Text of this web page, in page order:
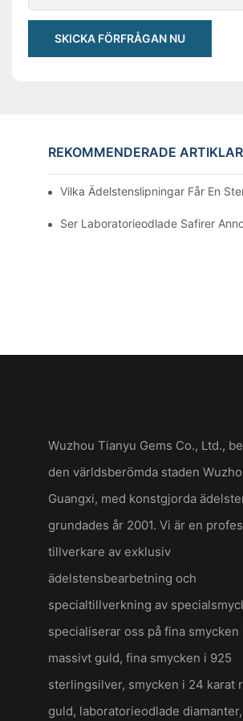
SKICKA FÖRFRÅGAN NU
REKOMMENDERADE ARTIKLAR
Vilka Ädelstenslipningar Får En
Ser Laboratorieodlade Safirer
Wuzhou Tianyu Gems Co., Ltd.,
den världsberömda staden
Guangxi, med konstgjorda
grundades år 2001. Vi är en
tillverkare av exklusiv
ädelstensbearbetning och
specialtillverkning av
specialiserar oss på fina smycken
massivt guld, fina smycken i 925
sterlingsilver, smycken i 24 karat
guld, laboratorieodlade diamanter,